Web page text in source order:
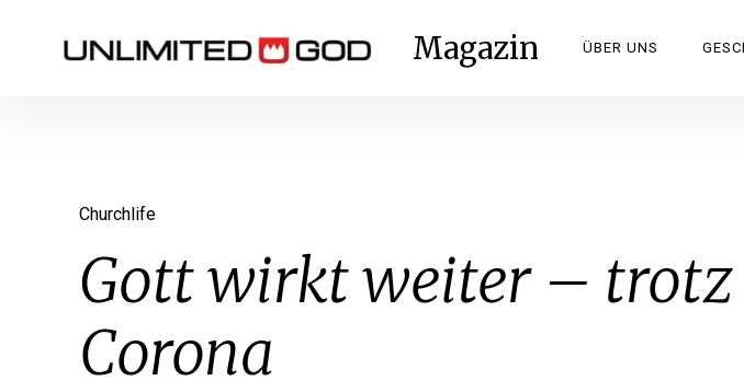
überspringen
Magazin ÜBER UNS
Churchlife
Gott wirkt weiter – trotz
Corona